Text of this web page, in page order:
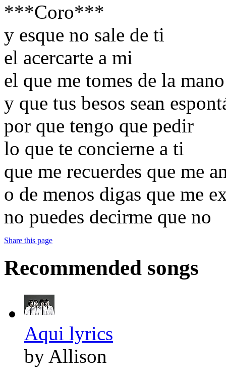
***Coro***
y esque no sale de ti
el acercarte a mi
el que me tomes de la mano
y que tus besos sean
por que tengo que pedir
lo que te concierne a ti
que me recuerdes que me
o de menos digas que me
no puedes decirme que no
Share this page
Recommended songs
Aqui lyrics
by Allison